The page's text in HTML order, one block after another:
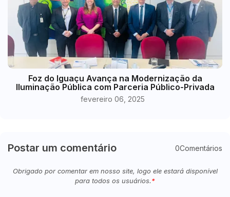
Foz do Iguaçu Avança na Modernização da
Iluminação Pública com Parceria Público-Privada
fevereiro 06, 2025
Postar um comentário 0Comentários
Obrigado por comentar em nosso site, logo ele estará disponível
para todos os usuários.